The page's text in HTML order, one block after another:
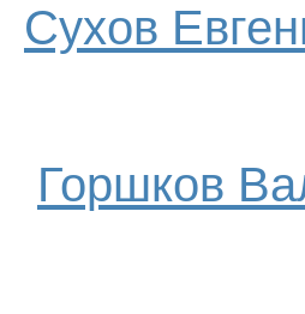
Сухов
Горшков